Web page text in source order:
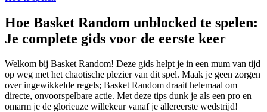
Hoe Basket Random unblocked te spelen:
Je complete gids voor de eerste keer
Welkom bij Basket Random! Deze gids helpt je in een mum van tijd
op weg met het chaotische plezier van dit spel. Maak je geen zorgen
over ingewikkelde regels; Basket Random draait helemaal om
directe, onvoorspelbare actie. Met deze tips dunk je als een pro en
omarm je de glorieuze willekeur vanaf je allereerste wedstrijd!